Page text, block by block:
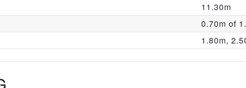
11.30m
0.70m of
1.80m,